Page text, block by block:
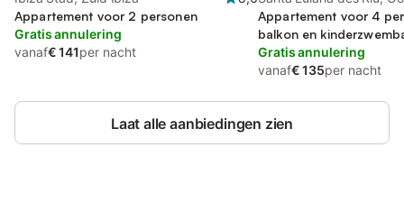
Appartement voor 2 personen
Gratis annulering
vanaf€ 141per nacht
Appartement voor 4
balkon en
Gratis annulering
vanaf€ 135per nacht
Laat alle aanbiedingen zien